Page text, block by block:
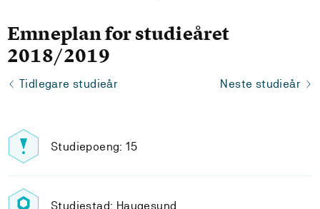
Emneplan for studieåret
2018/2019
Tidlegare studieår Neste studieår
Studiepoeng: 15
Studiestad: Haugesund